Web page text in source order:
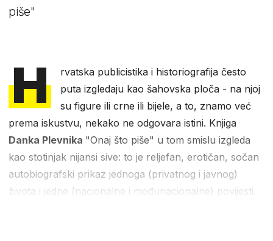
piše"
H
rvatska publicistika i historiografija često
puta izgledaju kao šahovska ploča - na njoj
su figure ili crne ili bijele, a to, znamo već
prema iskustvu, nekako ne odgovara istini. Knjiga
Danka Plevnika "Onaj što piše" u tom smislu izgleda
kao stotinjak nijansi sive: to je reljefan, erotičan, sočan
autobiografski prikaz jednoga (privatnog i javnog)
života i jedne (nacionalne i međunacionalne) povijesti.